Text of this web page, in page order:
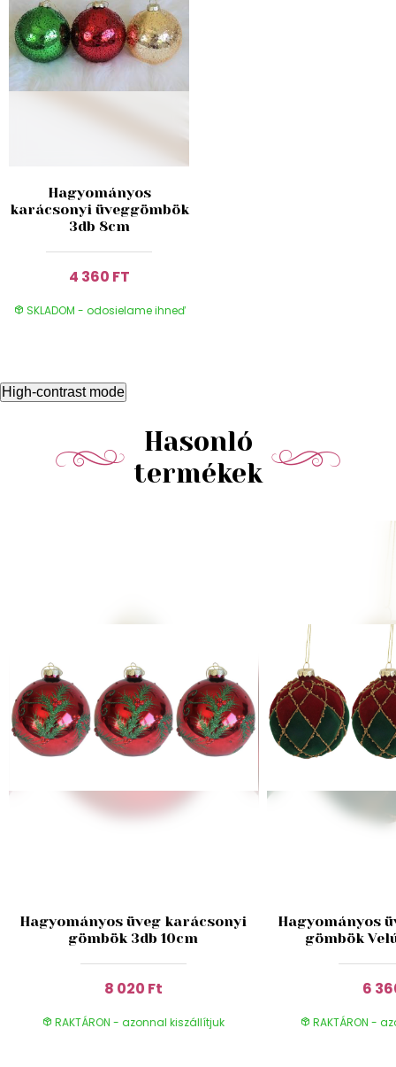
Hagyományos
karácsonyi üveggömbök
3db 8cm
4 360 FT
SKLADOM - odosielame ihneď
High-contrast mode
Hasonló
termékek
Hagyományos üveg karácsonyi
gömbök 3db 10cm
8 020 Ft
RAKTÁRON - azonnal kiszállítjuk
Hagyományos
gömbök
6
RAKTÁRON -